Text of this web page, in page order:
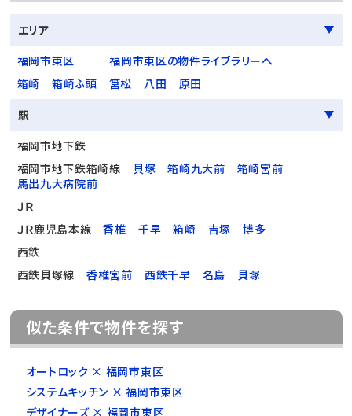
エリア
福岡市東区
福岡市東区の物件ライブラリーへ
箱崎
箱崎ふ頭 筥松 八田
原田
駅
福岡市地下鉄
福岡市地下鉄箱崎線
貝塚 箱崎九大前
箱崎宮前
馬出九大病院前
ＪＲ
ＪＲ鹿児島本線
香椎 千早 箱崎 吉塚
博多
西鉄
西鉄貝塚線
香椎宮前 西鉄千早 名島 貝塚
似た条件で物件を探す
オートロック × 福岡市東区
システムキッチン × 福岡市東区
デザイナーズ × 福岡市東区